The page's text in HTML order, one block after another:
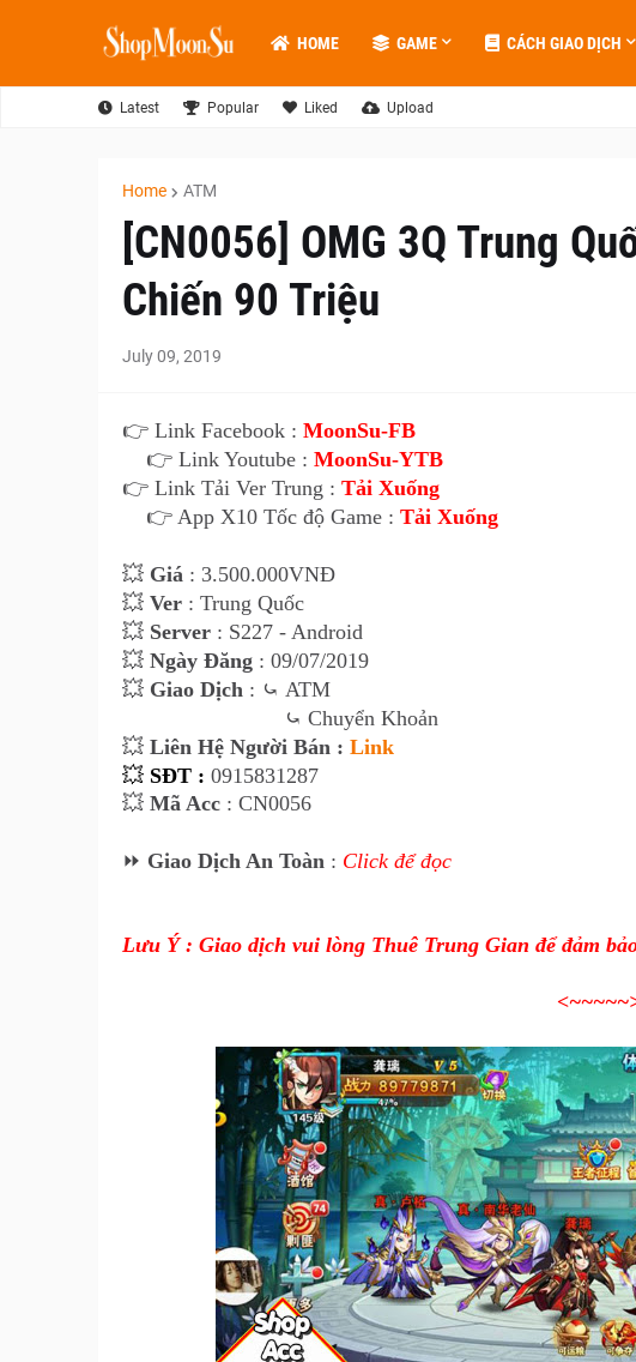
HOME GAME CÁCH GIAO DỊCH
Latest Popular Liked Upload
Home ATM
[CN0056] OMG 3Q Trung
Chiến 90 Triệu
July 09, 2019
👉 Link Facebook : MoonSu-FB
👉 Link Youtube : MoonSu-YTB
👉 Link Tải Ver Trung : Tải Xuống
👉 App X10 Tốc độ Game : Tải Xuống
💥 Giá : 3.500.000VNĐ
💥 Ver : Trung Quốc
💥 Server : S227 - Android
💥 Ngày Đăng : 09/07/2019
💥 Giao Dịch : ⤿ ATM
⤿ Chuyển Khoản
💥 Liên Hệ Người Bán : Link
💥 SĐT : 0915831287
💥 Mã Acc : CN0056
⏩ Giao Dịch An Toàn : Click để đọc
Lưu Ý : Giao dịch vui lòng Thuê Trung Gian để đảm